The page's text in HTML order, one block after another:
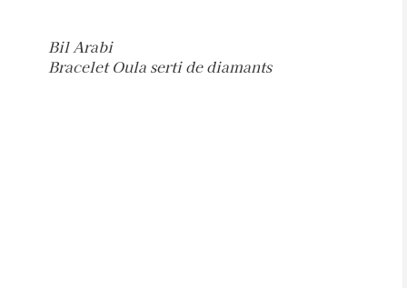
Bil Arabi
Bracelet Oula serti de diamants